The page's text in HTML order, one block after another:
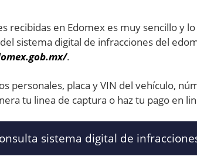
recibidas en Edomex es muy sencillo y
sistema digital de infracciones del
.
personales, placa y VIN del vehículo,
tu linea de captura o haz tu pago en
sistema digital de